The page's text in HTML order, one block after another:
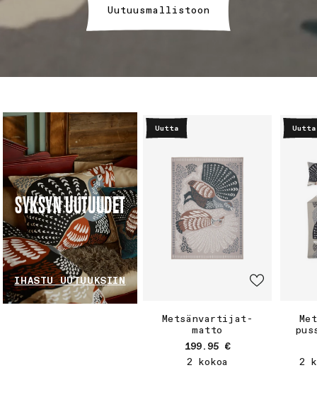
Uutuusmallistoon
SYKSYN UUTUUDET
IHASTU UUTUUKSIIN
Metsänvartijat-
matto
Normaalihinta
199.95 €
2 kokoa
Uutta
2
Uutta